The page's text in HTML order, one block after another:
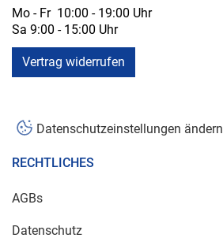
Mo - Fr 10:00 - 19:00 Uhr
Sa 9:00 - 15:00 Uhr
Vertrag widerrufen
Datenschutzeinstellungen ändern
RECHTLICHES
AGBs
Datenschutz